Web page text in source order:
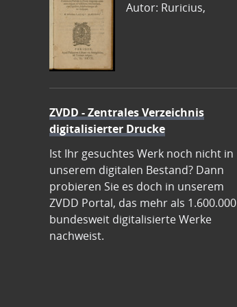
Autor: Ruricius,
ZVDD - Zentrales Verzeichnis
digitalisierter Drucke
Ist Ihr gesuchtes Werk noch nicht in
unserem digitalen Bestand? Dann
probieren Sie es doch in unserem
ZVDD Portal, das mehr als 1.600.000
bundesweit digitalisierte Werke
nachweist.